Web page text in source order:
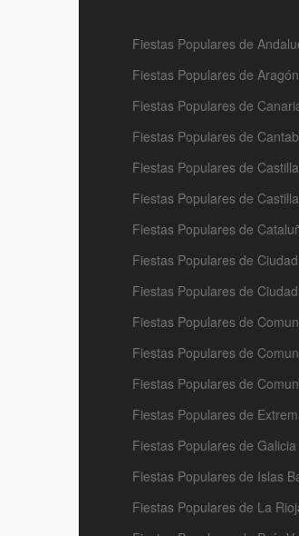
Fiestas Populares de
Fiestas Populares de Aragón
Fiestas Populares de
Fiestas Populares de
Fiestas Populares de
Fiestas Populares de
Fiestas Populares de
Fiestas Populares de
Fiestas Populares de
Fiestas Populares de
Fiestas Populares de
Fiestas Populares de
Fiestas Populares de
Fiestas Populares de Galicia
Fiestas Populares de Islas
Fiestas Populares de La